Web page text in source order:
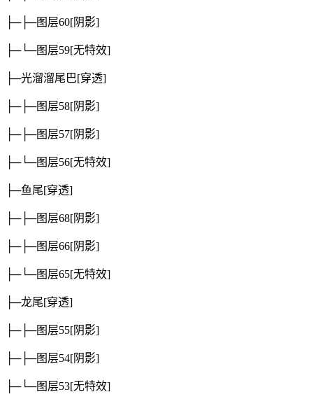
├─├─图层60[阴影]
├─└─图层59[无特效]
├─光溜溜尾巴[穿透]
├─├─图层58[阴影]
├─├─图层57[阴影]
├─└─图层56[无特效]
├─鱼尾[穿透]
├─├─图层68[阴影]
├─├─图层66[阴影]
├─└─图层65[无特效]
├─龙尾[穿透]
├─├─图层55[阴影]
├─├─图层54[阴影]
├─└─图层53[无特效]